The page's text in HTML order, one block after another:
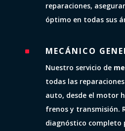
reparaciones,
óptimo en todas sus
^ MECÁNICO
Nuestro servicio de
todas las
auto, desde el motor
frenos y transmisión.
diagnóstico